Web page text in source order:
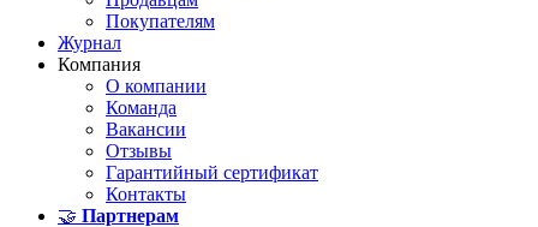
Покупателям
Журнал
Компания
О компании
Команда
Вакансии
Отзывы
Гарантийный сертификат
Контакты
🤝 Партнерам